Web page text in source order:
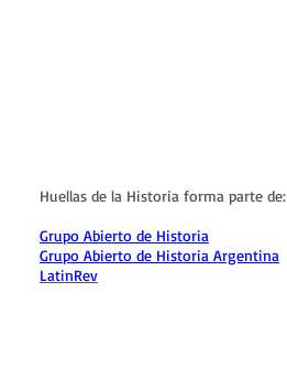
Huellas de la Historia forma parte de:
Grupo Abierto de Historia
Grupo Abierto de Historia Argentina
LatinRev